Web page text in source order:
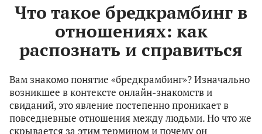
Что такое бредкрамбинг в
отношениях: как
распознать и справиться
Вам знакомо понятие «бредкрамбинг»? Изначально
возникшее в контексте онлайн-знакомств и
свиданий, это явление постепенно проникает в
повседневные отношения между людьми. Но что же
скрывается за этим термином и почему он